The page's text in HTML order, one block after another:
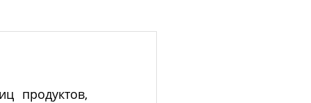
продуктов,